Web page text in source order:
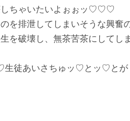
ちゃいたいよぉぉッ♡♡♡
排泄してしまいそうな興奮
生を破壊し、無茶苦茶にして
徒あいさちゅッ♡とッ♡と